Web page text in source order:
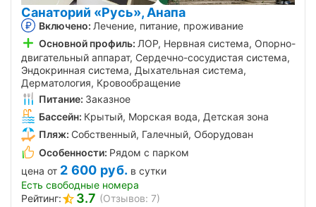
Санаторий «Русь», Анапа
Включено: Лечение, питание, проживание
Основной профиль: ЛОР, Нервная система, Опорно-
двигательный аппарат, Сердечно-сосудистая система,
Эндокринная система, Дыхательная система,
Дерматология, Кровообращение
Питание: Заказное
Бассейн: Крытый, Морская вода, Детская зона
Пляж: Собственный, Галечный, Оборудован
Особенности: Рядом с парком
цена от 2 600 руб. в сутки
Есть свободные номера
Рейтинг:
3.7 (Отзывов: 7)